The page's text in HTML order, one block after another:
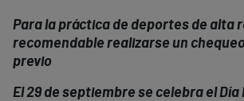
Para la práctica de deportes de alta
recomendable realizarse un
previo
El 29 de septiembre se celebra el Día